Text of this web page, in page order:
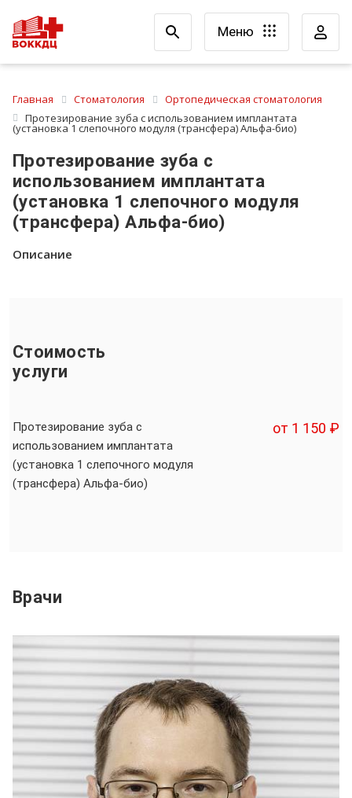
Меню
Главная Стоматология
Ортопедическая стоматология
Протезирование зуба с использованием имплантата
(установка 1 слепочного модуля (трансфера) Альфа-био)
Протезирование зуба с
использованием имплантата
(установка 1 слепочного модуля
(трансфера) Альфа-био)
Описание
Стоимость
услуги
Протезирование зуба с
использованием имплантата
(установка 1 слепочного модуля
(трансфера) Альфа-био)
от 1 150 ₽
Врачи